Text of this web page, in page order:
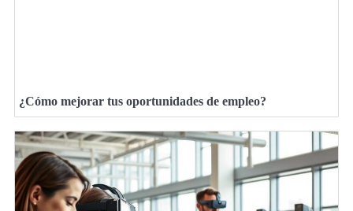
¿Cómo mejorar tus oportunidades de empleo?